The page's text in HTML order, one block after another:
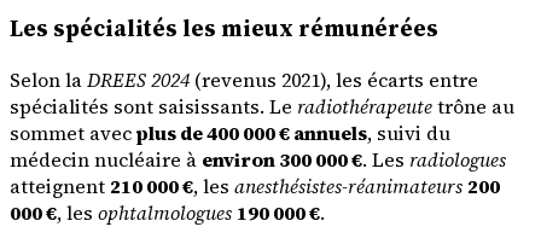
Les spécialités les mieux rémunérées
Selon laDREES 2024 (revenus 2021), les écarts entre
spécialités sont saisissants. Le radiothérapeutetrône au
sommet avecplus de 400 000 € annuels, suivi du
médecin nucléaire à environ 300 000 €. Les radiologues
atteignent 210 000 €, les anesthésistes-réanimateurs 200
000 €, les ophtalmologues 190 000 €.